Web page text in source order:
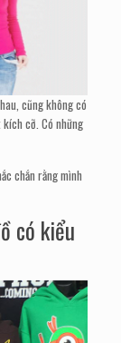
cũng không có
cỡ. Có những
chắn rằng mình
có kiểu